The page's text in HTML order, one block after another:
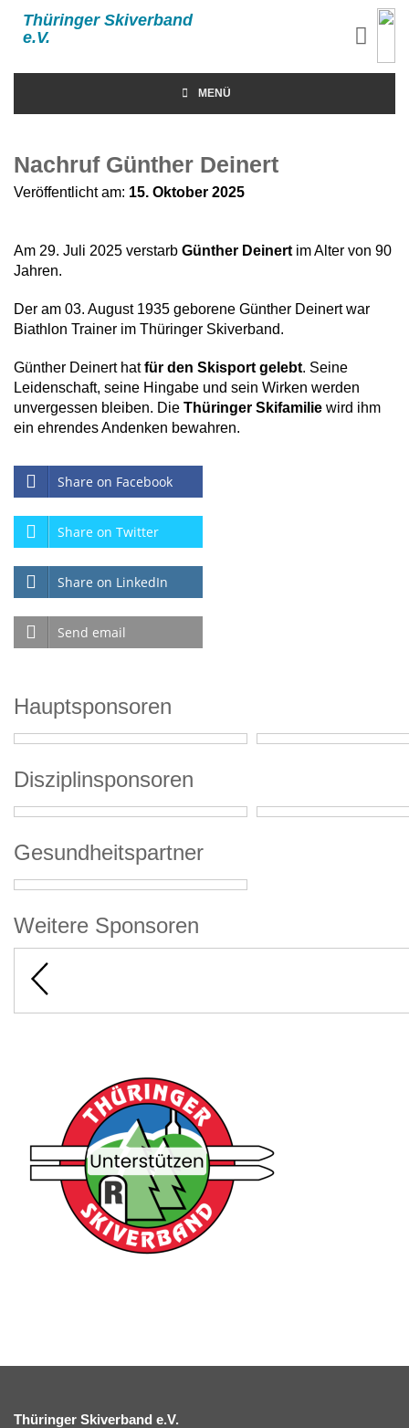
Thüringer Skiverband
e.V.
MENÜ
Nachruf Günther Deinert
Veröffentlicht am: 15. Oktober 2025
Am 29. Juli 2025 verstarb Günther Deinert im Alter von 90
Jahren.
Der am 03. August 1935 geborene Günther Deinert war
Biathlon Trainer im Thüringer Skiverband.
Günther Deinert hatfür den Skisport gelebt. Seine
Leidenschaft, seine Hingabe und sein Wirken werden
unvergessen bleiben. Die Thüringer Skifamilie wird ihm
ein ehrendes Andenken bewahren.
Share on Facebook
Share on Twitter
Share on LinkedIn
Send email
Hauptsponsoren
Disziplinsponsoren
Gesundheitspartner
Weitere Sponsoren
Thüringer Skiverband e.V.